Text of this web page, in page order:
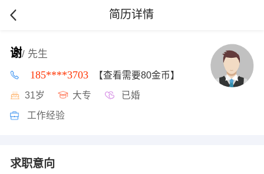
简历详情
谢/ 先生
185****3703 【查看需要80金币】
31岁 大专 已婚
工作经验
求职意向